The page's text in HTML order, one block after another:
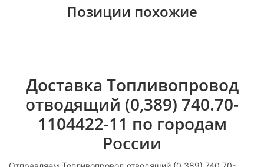
Позиции похожие
Доставка Топливопровод
отводящий (0,389) 740.70-
1104422-11 по городам
России